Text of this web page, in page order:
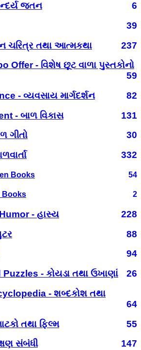
જતન
6
39
ચરિત્ર તથા આત્મકથા
237
Offer - વિશેષ છૂટ વાળા પુસ્તકોનો
59
- વ્યવસાય માર્ગદર્શન
82
- બાળ વિકાસ
131
ગીતો
30
332
Books 54
Books 2
- હાસ્ય
228
88
94
- કોયડા તથા ઉખાણાં
26
- શબ્દકોશ તથા
64
તથા ફિલ્મ
55
સંબંધી
147